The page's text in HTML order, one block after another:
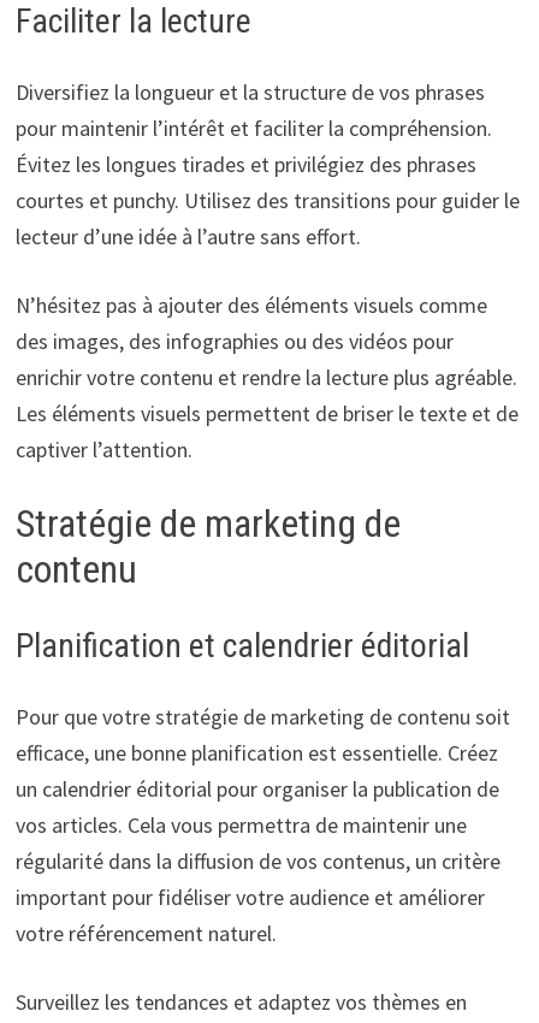
Faciliter la lecture
Diversifiez la longueur et la structure de vos phrases
pour maintenir l’intérêt et faciliter la compréhension.
Évitez les longues tirades et privilégiez des phrases
courtes et punchy. Utilisez des transitions pour guider le
lecteur d’une idée à l’autre sans effort.
N’hésitez pas à ajouter des éléments visuels comme
des images, des infographies ou des vidéos pour
enrichir votre contenu et rendre la lecture plus agréable.
Les éléments visuels permettent de briser le texte et de
captiver l’attention.
Stratégie de marketing de
contenu
Planification et calendrier éditorial
Pour que votre stratégie de marketing de contenu soit
efficace, une bonne planification est essentielle. Créez
un calendrier éditorial pour organiser la publication de
vos articles. Cela vous permettra de maintenir une
régularité dans la diffusion de vos contenus, un critère
important pour fidéliser votre audience et améliorer
votre référencement naturel.
Surveillez les tendances et adaptez vos thèmes en